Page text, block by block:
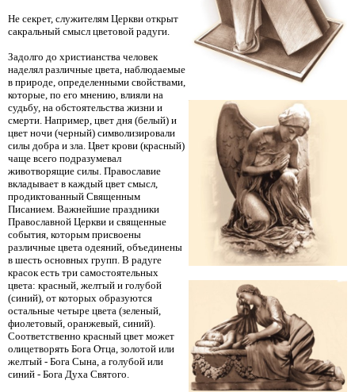
Не секрет, служителям Церкви открыт
сакральный смысл цветовой радуги.
Задолго до христианства человек
наделял различные цвета, наблюдаемые
в природе, определенными свойствами,
которые, по его мнению, влияли на
судьбу, на обстоятельства жизни и
смерти. Например, цвет дня (белый) и
цвет ночи (черный) символизировали
силы добра и зла. Цвет крови (красный)
чаще всего подразумевал
животворящие силы. Православие
вкладывает в каждый цвет смысл,
продиктованный Священным
Писанием. Важнейшие праздники
Православной Церкви и священные
события, которым присвоены
различные цвета одеяний, объединены
в шесть основных групп. В радуге
красок есть три самостоятельных
цвета: красный, желтый и голубой
(синий), от которых образуются
остальные четыре цвета (зеленый,
фиолетовый, оранжевый, синий).
Соответственно красный цвет может
олицетворять Бога Отца, золотой или
желтый - Бога Сына, а голубой или
синий - Бога Духа Святого.